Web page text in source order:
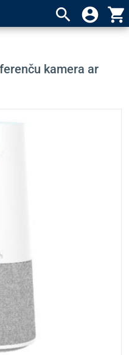
search account_circle shopping_cart
kamera ar